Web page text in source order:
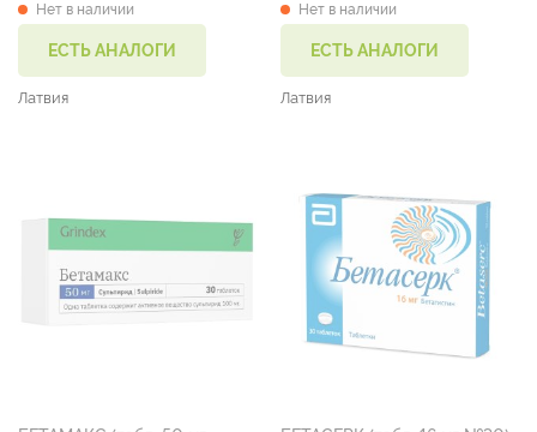
Нет в наличии
ЕСТЬ АНАЛОГИ
Латвия
Нет в наличии
ЕСТЬ АНАЛОГИ
Латвия